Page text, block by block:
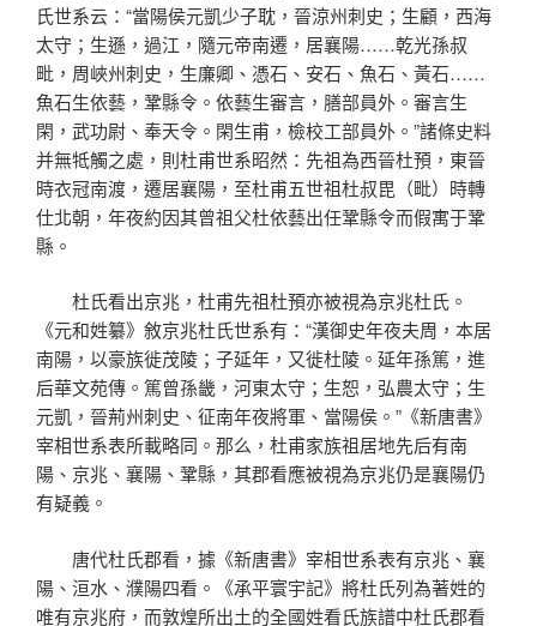
氏世系云：“當陽侯元凱少子耽，晉涼州刺史；生顧，西海
太守；生遜，過江，隨元帝南遷，居襄陽……乾光孫叔
毗，周峽州刺史，生廉卿、憑石、安石、魚石、黃石……
魚石生依藝，鞏縣令。依藝生審言，膳部員外。審言生
閑，武功尉、奉天令。閑生甫，檢校工部員外。”諸條史料
并無牴觸之處，則杜甫世系昭然：先祖為西晉杜預，東晉
時衣冠南渡，遷居襄陽，至杜甫五世祖杜叔毘（毗）時轉
仕北朝，年夜約因其曾祖父杜依藝出任鞏縣令而假寓于鞏
縣。
杜氏看出京兆，杜甫先祖杜預亦被視為京兆杜氏。
《元和姓纂》敘京兆杜氏世系有：“漢御史年夜夫周，本居
南陽，以豪族徙茂陵；子延年，又徙杜陵。延年孫篤，進
后華文苑傳。篤曾孫畿，河東太守；生恕，弘農太守；生
元凱，晉荊州刺史、征南年夜將軍、當陽侯。”《新唐書》
宰相世系表所載略同。那么，杜甫家族祖居地先后有南
陽、京兆、襄陽、鞏縣，其郡看應被視為京兆仍是襄陽仍
有疑義。
唐代杜氏郡看，據《新唐書》宰相世系表有京兆、襄
陽、洹水、濮陽四看。《承平寰宇記》將杜氏列為著姓的
唯有京兆府，而敦煌所出土的全國姓看氏族譜中杜氏郡看